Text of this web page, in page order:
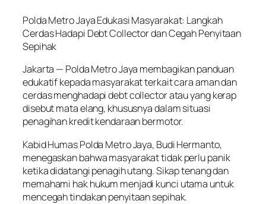
Polda Metro Jaya Edukasi Masyarakat: Langkah
Cerdas Hadapi Debt Collector dan Cegah Penyitaan
Sepihak
Jakarta — Polda Metro Jaya membagikan panduan
edukatif kepada masyarakat terkait cara aman dan
cerdas menghadapi debt collector atau yang kerap
disebut mata elang, khususnya dalam situasi
penagihan kredit kendaraan bermotor.
Kabid Humas Polda Metro Jaya, Budi Hermanto,
menegaskan bahwa masyarakat tidak perlu panik
ketika didatangi penagih utang. Sikap tenang dan
memahami hak hukum menjadi kunci utama untuk
mencegah tindakan penyitaan sepihak.